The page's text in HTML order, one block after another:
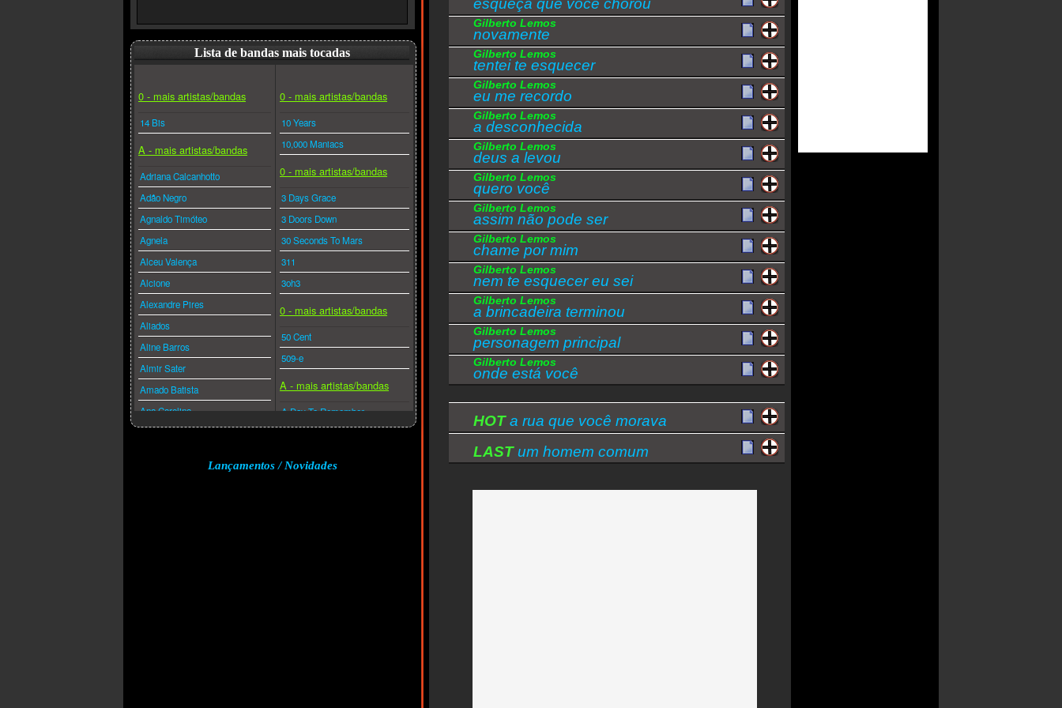
Quando o amor pela vida
Estiver te deixando
Chame por mim
Quando a tristeza e o tempo
Te preocuparem
Chame por mim
E se a saudade em seu peito
Bater muito forte
Chame por mim
Não, não se deixe enganar
Pois ninguém vai te amar
Como eu te amei
Quando você aprender
Que não vai me esquecer
Chame por mim
Não, não, não se deixe enganar
Pois ninguém vai te amar
Como eu te amei
Quando você aprender
Que não vai me esquecer
Gilberto Lemos
novamente
Gilberto Lemos
tentei te esquecer
Gilberto Lemos
eu me recordo
Gilberto Lemos
a desconhecida
Gilberto Lemos
deus a levou
Gilberto Lemos
quero você
Gilberto Lemos
assim não pode ser
Gilberto Lemos
chame por mim
Gilberto Lemos
nem te esquecer eu sei
Gilberto Lemos
a brincadeira terminou
Gilberto Lemos
personagem principal
Gilberto Lemos
onde está você
HOTa rua que você morava
LASTum homem comum
Lista de bandas mais tocadas
0 - mais artistas/bandas
14 Bis
A - mais artistas/bandas
Adriana Calcanhotto
Adão Negro
Agnaldo Timóteo
Agnela
Alceu Valença
Alcione
Alexandre Pires
Aliados
Aline Barros
Almir Sater
Amado Batista
Ana Carolina
0 - mais artistas/bandas
10 Years
10,000 Maniacs
0 - mais artistas/bandas
3 Days Grace
3 Doors Down
30 Seconds To Mars
311
3oh3
0 - mais artistas/bandas
50 Cent
509-e
A - mais artistas/bandas
A Day To Remember
Lançamentos / Novidades